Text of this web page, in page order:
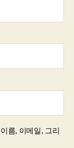
름, 이메일, 그리